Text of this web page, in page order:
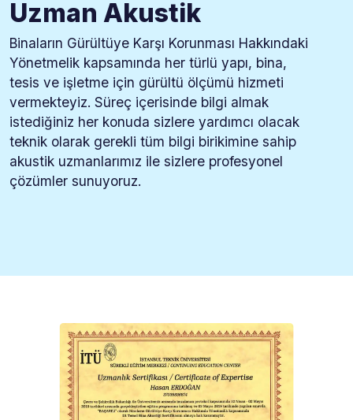
Uzman Akustik
Binaların Gürültüye Karşı Korunması Hakkındaki
Yönetmelik kapsamında her türlü yapı, bina,
tesis ve işletme için gürültü ölçümü hizmeti
vermekteyiz. Süreç içerisinde bilgi almak
istediğiniz her konuda sizlere yardımcı olacak
teknik olarak gerekli tüm bilgi birikimine sahip
akustik uzmanlarımız ile sizlere profesyonel
çözümler sunuyoruz.